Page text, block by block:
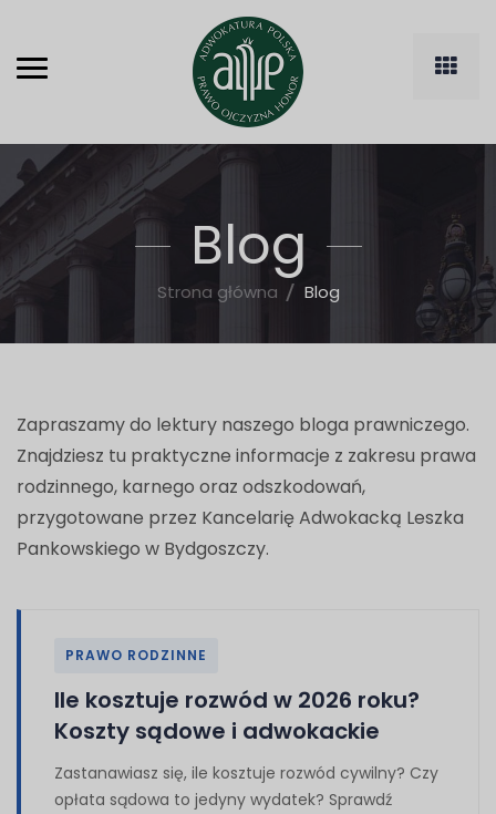
Blog
Strona główna Blog
Zapraszamy do lektury naszego bloga prawniczego.
Znajdziesz tu praktyczne informacje z zakresu prawa
rodzinnego, karnego oraz odszkodowań,
przygotowane przez Kancelarię Adwokacką Leszka
Pankowskiego w Bydgoszczy.
PRAWO RODZINNE
Ile kosztuje rozwód w 2026 roku?
Koszty sądowe i adwokackie
Zastanawiasz się, ile kosztuje rozwód cywilny? Czy
opłata sądowa to jedyny wydatek? Sprawdź